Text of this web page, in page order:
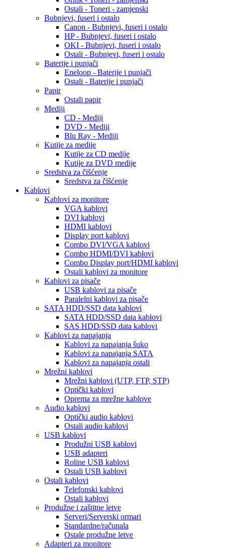
Ostali - Toneri - zamjenski
Bubnjevi, fuseri i ostalo
Canon - Bubnjevi, fuseri i ostalo
HP - Bubnjevi, fuseri i ostalo
OKI - Bubnjevi, fuseri i ostalo
Ostali - Bubnjevi, fuseri i ostalo
Baterije i punjači
Eneloop - Baterije i punjači
Ostali - Baterije i punjači
Papir
Ostali papir
Mediji
CD - Mediji
DVD - Mediji
Blu Ray - Mediji
Kutije za medije
Kutije za CD medije
Kutije za DVD medije
Sredstva za čišćenje
Sredstva za čišćenje
Kablovi
Kablovi za monitore
VGA kablovi
DVI kablovi
HDMI kablovi
Display port kablovi
Combo DVI/VGA kablovi
Combo HDMI/DVI kablovi
Combo Display port/HDMI kablovi
Ostali kablovi za monitore
Kablovi za pisače
USB kablovi za pisače
Paralelni kablovi za pisače
SATA HDD/SSD data kablovi
SATA HDD/SSD data kablovi
SAS HDD/SSD data kablovi
Kablovi za napajanja
Kablovi za napajanja šuko
Kablovi za napajanja SATA
Kablovi za napajanja ostali
Mrežni kablovi
Mrežni kablovi (UTP, FTP, STP)
Optički kablovi
Oprema za mrežne kablove
Audio kablovi
Optički audio kablovi
Ostali audio kablovi
USB kablovi
Produžni USB kablovi
USB adapteri
Roline USB kablovi
Ostali USB kablovi
Ostali kablovi
Telefonski kablovi
Ostali kablovi
Produžne i zaštitne letve
Serveri/Serverski ormari
Standardne/računala
Ostale produžne letve
Adapteri za monitore